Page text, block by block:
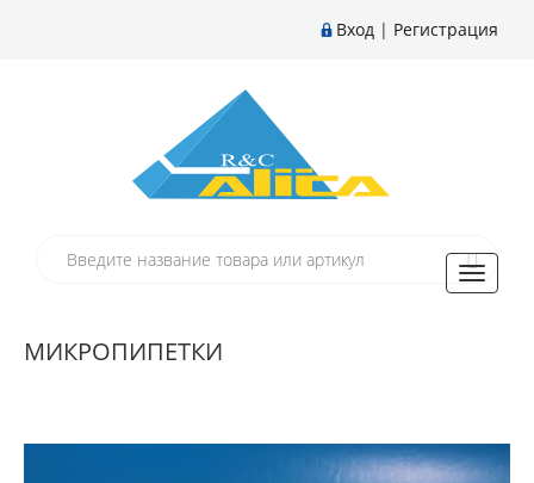
Вход | Регистрация
Toggle
МИКРОПИПЕТКИ